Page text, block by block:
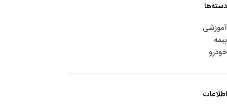
دسته‌ها
آموزشی
بیمه
خودرو
اطلاعات